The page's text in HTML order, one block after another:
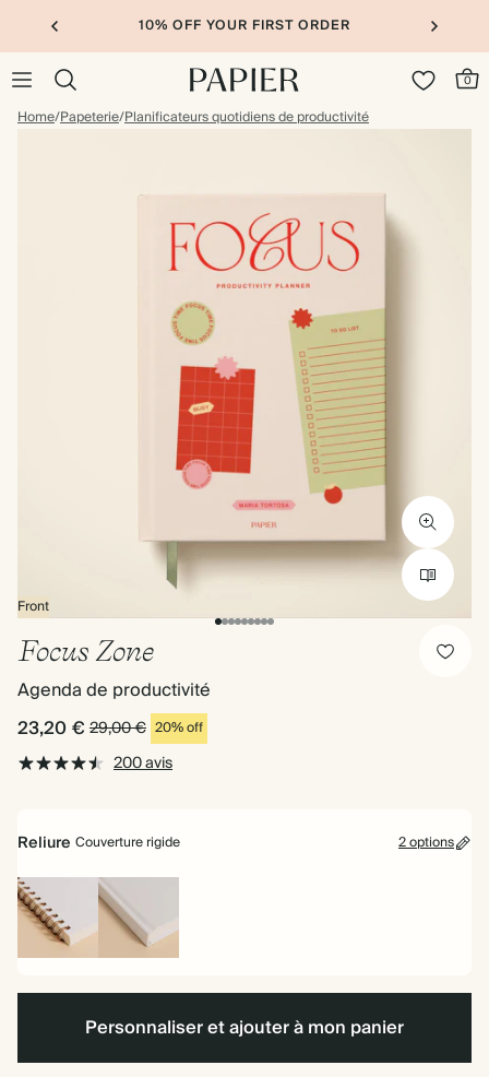
10% OFF YOUR FIRST ORDER
0
Home/Papeterie/Planificateurs quotidiens de productivité
Front
Focus Zone
Agenda de productivité
23,20 € 29,00 € 20% off
200 avis
Reliure Couverture rigide 2 options
Reliure
à
Couverture
rigide
Personnaliser et ajouter à mon panier